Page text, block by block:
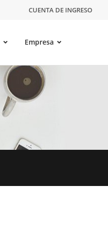
CUENTA DE INGRESO
Empresa